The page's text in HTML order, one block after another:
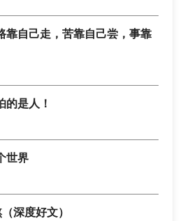
靠自己走，苦靠自己尝，事靠
的是人！
世界
深度好文）